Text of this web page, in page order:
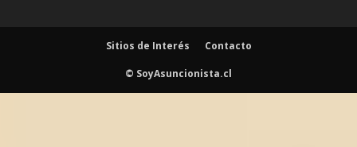
Sitios de Interés Contacto
© SoyAsuncionista.cl